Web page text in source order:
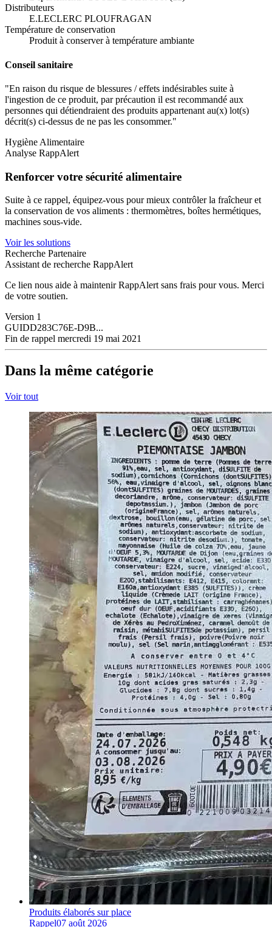
Distributeurs
E.LECLERC PLOUFRAGAN
Température de conservation
Produit à conserver à température ambiante
Conseil sanitaire
"En raison du risque de blessures / effets indésirables suite à
l'ingestion de ce produit, par précaution il est recommandé aux
personnes qui détiendraient des produits appartenant au(x) lot(s)
décrit(s) ci-dessus de ne pas les consommer."
Hygiène Alimentaire
Analyse RappAlert
Renforcer votre sécurité alimentaire
Suite à ce rappel, équipez-vous pour mieux contrôler la fraîcheur et
la conservation de vos aliments : thermomètres, boîtes hermétiques,
machines sous-vide.
Voir les solutions
Recherche Partenaire
Assistant de recherche RappAlert
Ce lien nous aide à maintenir RappAlert sans frais pour vous. Merci
de votre soutien.
Version 1
GUIDD283C76E-D9B...
Fin de rappel mercredi 19 mai 2021
Dans la même catégorie
Voir tout
Produits élaborés sur place
Rappel07 août 2026